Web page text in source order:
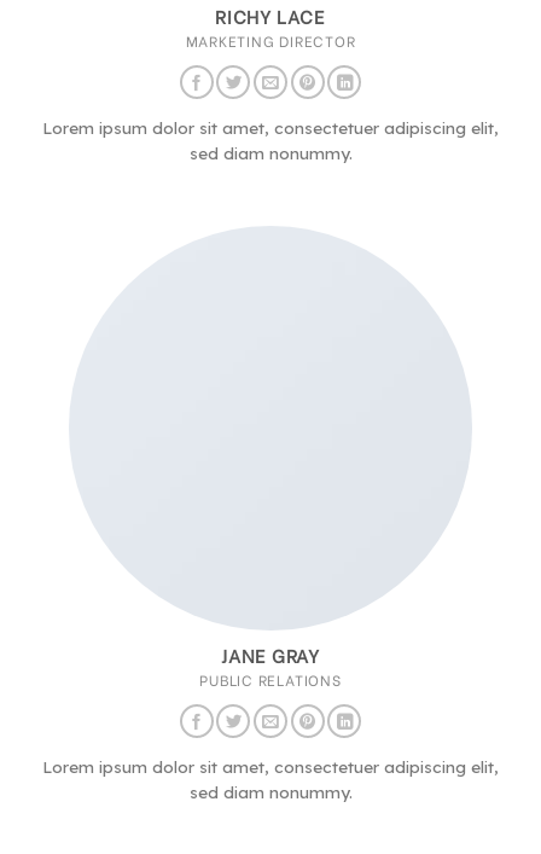
RICHY LACE
MARKETING DIRECTOR
Lorem ipsum dolor sit amet, consectetuer adipiscing elit,
sed diam nonummy.
JANE GRAY
PUBLIC RELATIONS
Lorem ipsum dolor sit amet, consectetuer adipiscing elit,
sed diam nonummy.